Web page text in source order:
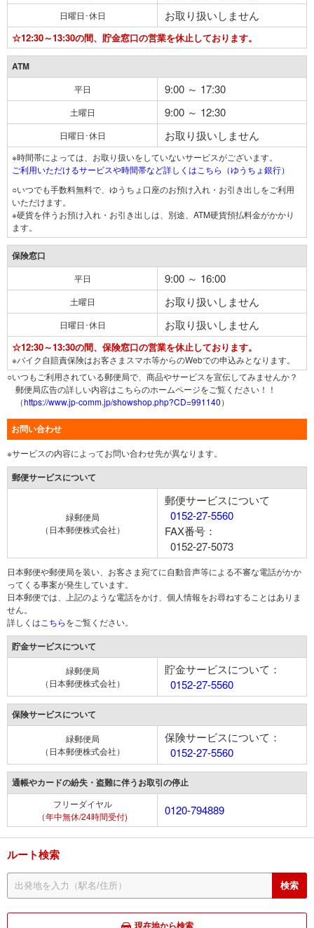
日曜日･休日 お取り扱いしません
☆12:30～13:30の間、貯金窓口の営業を休止しております。
ATM
平日 9:00 ～ 17:30
土曜日 9:00 ～ 12:30
日曜日･休日 お取り扱いしません
※時間帯によっては、お取り扱いをしていないサービスがございます。
ご利用いただけるサービスや時間帯など詳しくはこちら（ゆうちょ銀行）
○いつでも手数料無料で、ゆうちょ口座のお預け入れ・お引き出しをご利用
いただけます。
※硬貨を伴うお預け入れ・お引き出しは、別途、ATM硬貨預払料金がかかり
ます。
保険窓口
平日 9:00 ～ 16:00
土曜日 お取り扱いしません
日曜日･休日 お取り扱いしません
☆12:30～13:30の間、保険窓口の営業を休止しております。
※バイク自賠責保険はお客さまスマホ等からのWebでの申込みとなります。
○いつもご利用されている郵便局で、商品やサービスを宣伝してみませんか？
郵便局広告の詳しい内容はこちらのホームページをご覧ください！！
（https://www.jp-comm.jp/showshop.php?CD=991140）
お問い合わせ
※サービスの内容によってお問い合わせ先が異なります。
郵便サービスについて
緑郵便局
（日本郵便株式会社）
郵便サービスについて
0152-27-5560
FAX番号：
0152-27-5073
日本郵便や郵便局を装い、お客さま宛てに自動音声等による不審な電話がかか
ってくる事案が発生しています。
日本郵便では、上記のような電話をかけ、個人情報をお尋ねすることはありま
せん。
詳しくは こちらをご覧ください。
貯金サービスについて
緑郵便局
（日本郵便株式会社）
貯金サービスについて：
0152-27-5560
保険サービスについて
緑郵便局
（日本郵便株式会社）
保険サービスについて：
0152-27-5560
通帳やカードの紛失・盗難に伴うお取引の停止
フリーダイヤル
（年中無休/24時間受付)
0120-794889
ルート検索
現在地から検索